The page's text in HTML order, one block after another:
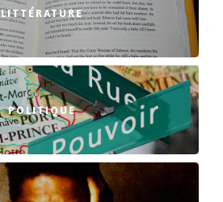
LITTÉRATURE
POLITIQUE